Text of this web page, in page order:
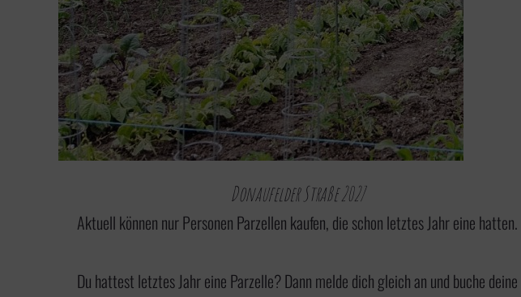
Donaufelder Straße 2027
Aktuell können nur Personen Parzellen kaufen, die schon letztes Jahr eine hatten.
Du hattest letztes Jahr eine Parzelle? Dann melde dich gleich an und buche deine